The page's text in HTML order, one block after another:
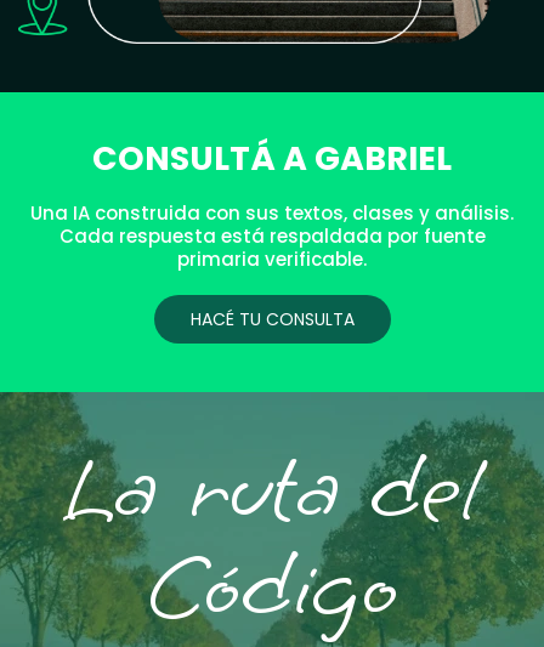
CONSULTÁ A GABRIEL
Una IA construida con sus textos, clases y análisis.
Cada respuesta está respaldada por fuente
primaria verificable.
HACÉ TU CONSULTA
La ruta del
Código